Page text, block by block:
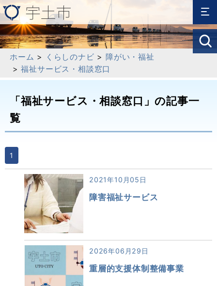
ホーム > くらしのナビ > 障がい・福祉
>福祉サービス・相談窓口
「福祉サービス・相談窓口」の記事一
覧
1
2021年10月05日
障害福祉サービス
2026年06月29日
重層的支援体制整備事業